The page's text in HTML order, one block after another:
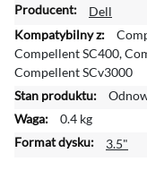
W
i
ę
c
j
i
n
Dell
Compellent SC400,
Compellent SCv3000
0.4 kg
3.5"